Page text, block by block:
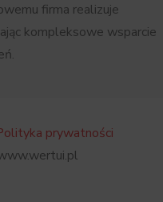
firma realizuje
kompleksowe wsparcie
prywatności